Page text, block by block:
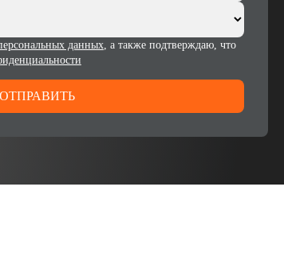
данных, а также подтверждаю, что
ОТПРАВИТЬ